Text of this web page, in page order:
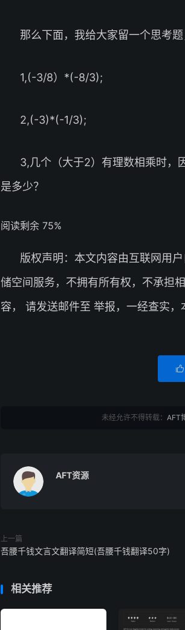
那么下面，我给大家留一个思考
1,(-3/8）*(-8/3);
2,(-3)*(-1/3);
3,几个（大于2）有理数相乘时，
是多少？
阅读剩余 75%
版权声明：本文内容由互联网用
储空间服务，不拥有所有权，不承担
容， 请发送邮件至 举报，一经查实，

未经允许不得转载： AFT
AFT资源
上一篇
吾腰千钱文言文翻译简短(吾腰千钱翻译50字)
相关推荐